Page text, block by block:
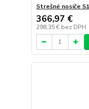
Strešné nosiče
366,97 €
298,35 € bez DPH